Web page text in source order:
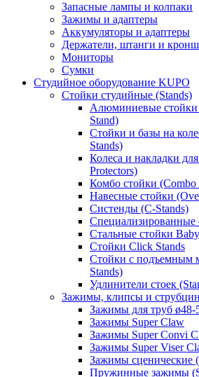
Запасные лампы и колпаки
Зажимы и адаптеры
Аккумуляторы и адаптеры
Держатели, штанги и
Мониторы
Сумки
Студийное оборудование KUPO
Стойки студийные (Stands)
Алюминиевые
Stand)
Стойки и базы на
Stands)
Колеса и накладки
Protectors)
Комбо стойки (Combo
Навесные стойки
Систенды (C-Stands)
Специализированные
Стальные стойки
Стойки Click Stands
Стойки с подъемным
Stands)
Удлинители стоек
Зажимы, клипсы и
Зажимы для труб
Зажимы Super Claw
Зажимы Super Convi
Зажимы Super Viser
Зажимы сценические
Пружинные зажимы